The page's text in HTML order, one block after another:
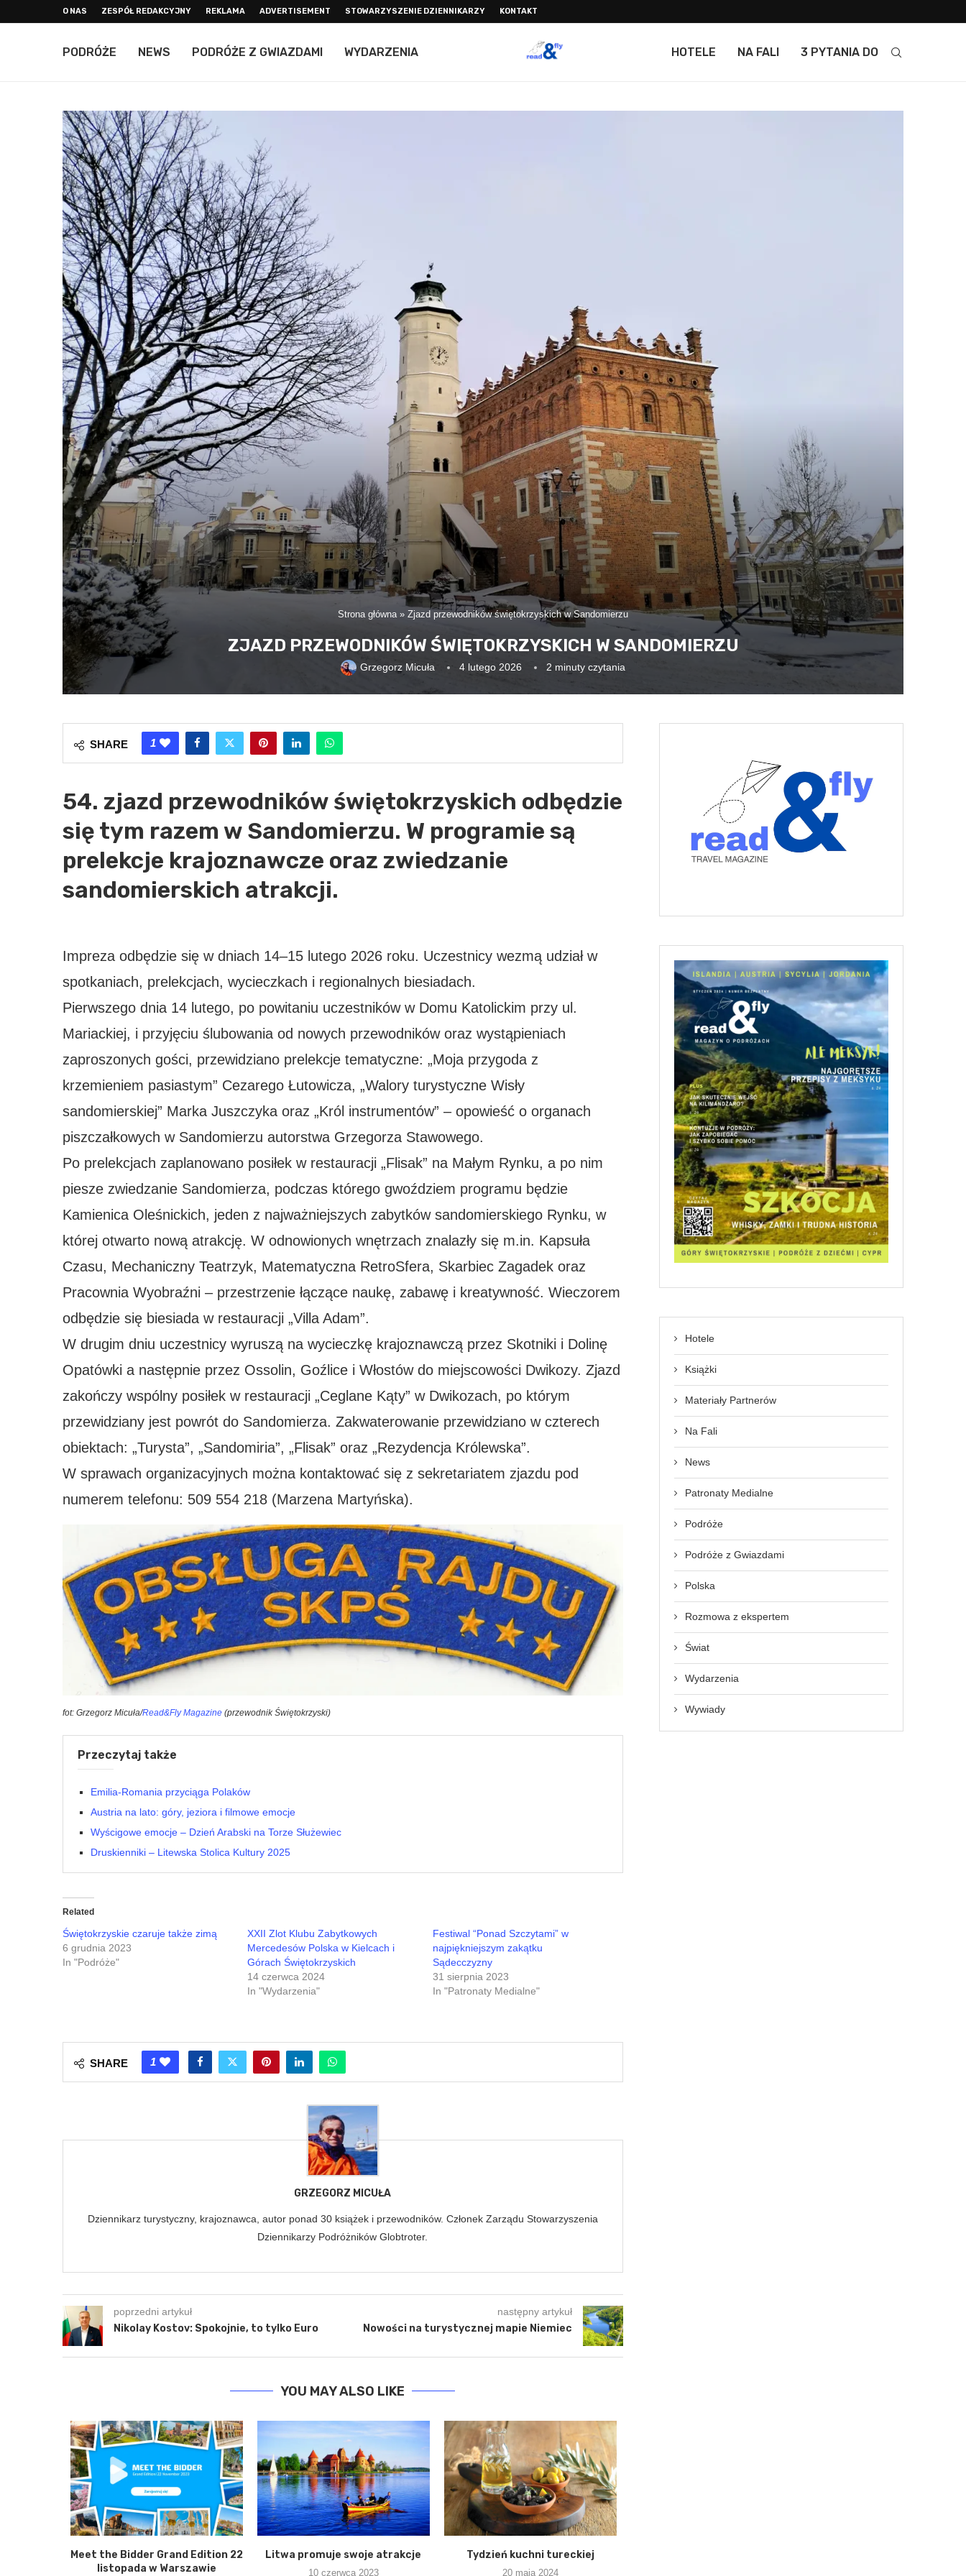
O NAS ZESPÓŁ REDAKCYJNY REKLAMA ADVERTISEMENT STOWARZYSZENIE DZIENNIKARZY KONTAKT
PODRÓŻE NEWS PODRÓŻE Z GWIAZDAMI WYDARZENIA HOTELE NA FALI 3 PYTANIA DO
Strona główna » Zjazd przewodników świętokrzyskich w Sandomierzu
ZJAZD PRZEWODNIKÓW ŚWIĘTOKRZYSKICH W SANDOMIERZU
Grzegorz Micuła 4 lutego 2026 2 minuty czytania
SHARE 1
54. zjazd przewodników świętokrzyskich odbędzie
się tym razem w Sandomierzu. W programie są
prelekcje krajoznawcze oraz zwiedzanie
sandomierskich atrakcji.
Impreza odbędzie się w dniach 14–15 lutego 2026 roku. Uczestnicy wezmą udział w
spotkaniach, prelekcjach, wycieczkach i regionalnych biesiadach.
Pierwszego dnia 14 lutego, po powitaniu uczestników w Domu Katolickim przy ul.
Mariackiej, i przyjęciu ślubowania od nowych przewodników oraz wystąpieniach
zaproszonych gości, przewidziano prelekcje tematyczne: „Moja przygoda z
krzemieniem pasiastym” Cezarego Łutowicza, „Walory turystyczne Wisły
sandomierskiej” Marka Juszczyka oraz „Król instrumentów” – opowieść o organach
piszczałkowych w Sandomierzu autorstwa Grzegorza Stawowego.
Po prelekcjach zaplanowano posiłek w restauracji „Flisak” na Małym Rynku, a po nim
piesze zwiedzanie Sandomierza, podczas którego gwoździem programu będzie
Kamienica Oleśnickich, jeden z najważniejszych zabytków sandomierskiego Rynku, w
której otwarto nową atrakcję. W odnowionych wnętrzach znalazły się m.in. Kapsuła
Czasu, Mechaniczny Teatrzyk, Matematyczna RetroSfera, Skarbiec Zagadek oraz
Pracownia Wyobraźni – przestrzenie łączące naukę, zabawę i kreatywność. Wieczorem
odbędzie się biesiada w restauracji „Villa Adam”.
W drugim dniu uczestnicy wyruszą na wycieczkę krajoznawczą przez Skotniki i Dolinę
Opatówki a następnie przez Ossolin, Goźlice i Włostów do miejscowości Dwikozy. Zjazd
zakończy wspólny posiłek w restauracji „Ceglane Kąty” w Dwikozach, po którym
przewidziany jest powrót do Sandomierza. Zakwaterowanie przewidziano w czterech
obiektach: „Turysta”, „Sandomiria”, „Flisak” oraz „Rezydencja Królewska”.
W sprawach organizacyjnych można kontaktować się z sekretariatem zjazdu pod
numerem telefonu: 509 554 218 (Marzena Martyńska).
fot: Grzegorz Micuła/Read&Fly Magazine (przewodnik Świętokrzyski)
Przeczytaj także
Emilia-Romania przyciąga Polaków
Austria na lato: góry, jeziora i filmowe emocje
Wyścigowe emocje – Dzień Arabski na Torze Służewiec
Druskienniki – Litewska Stolica Kultury 2025
Related
Świętokrzyskie czaruje także zimą
6 grudnia 2023
In "Podróże"
XXII Zlot Klubu Zabytkowych
Mercedesów Polska w Kielcach i
Górach Świętokrzyskich
14 czerwca 2024
In "Wydarzenia"
Festiwal “Ponad Szczytami” w
najpiękniejszym zakątku
Sądecczyzny
31 sierpnia 2023
In "Patronaty Medialne"
SHARE 1
GRZEGORZ MICUŁA
Dziennikarz turystyczny, krajoznawca, autor ponad 30 książek i przewodników. Członek Zarządu Stowarzyszenia
Dziennikarzy Podróżników Globtroter.
poprzedni artykuł
Nikolay Kostov: Spokojnie, to tylko Euro
następny artykuł
Nowości na turystycznej mapie Niemiec
YOU MAY ALSO LIKE
Meet the Bidder Grand Edition 22
listopada w Warszawie
Litwa promuje swoje atrakcje
10 czerwca 2023
Tydzień kuchni tureckiej
20 maja 2024
Hotele
Książki
Materiały Partnerów
Na Fali
News
Patronaty Medialne
Podróże
Podróże z Gwiazdami
Polska
Rozmowa z ekspertem
Świat
Wydarzenia
Wywiady